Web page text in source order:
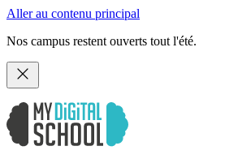
Aller au contenu principal
Nos campus restent ouverts tout l'été.